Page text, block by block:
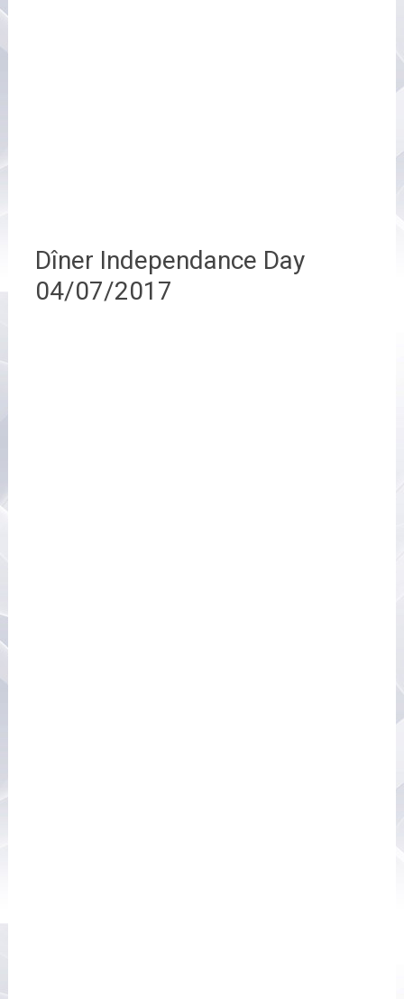
Dîner Independance Day
04/07/2017